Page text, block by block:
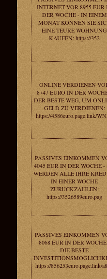
INTERNET VOR 8955 EUR
DER WOCHE - IN EINEM
MONAT KONNEN SIE
EINE TEURE WOHNUNG
KAUFEN: https://352
ONLINE VERDIENEN
8747 EURO IN DER
DER BESTE WEG, UM
GELD ZU VERDIENEN:
https://4586euro.page.link/
PASSIVES EINKOMMEN
4045 EUR IN DER WOCHE -
WERDEN ALLE IHRE
IN EINER WOCHE
ZURUCKZAHLEN:
https://3526589euro.pag
PASSIVES EINKOMMEN
8068 EUR IN DER
DIE BESTE
https://856253euro.page.link/